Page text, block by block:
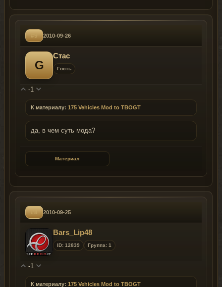
#9 2010-09-26
G
Стас
Гость
-1
К материалу: 175 Vehicles Mod to TBOGT
да, в чем суть мода?
Материал
#8 2010-09-25
Bars_Lip48
ID: 12839 Группа: 1
-1
К материалу: 175 Vehicles Mod to TBOGT